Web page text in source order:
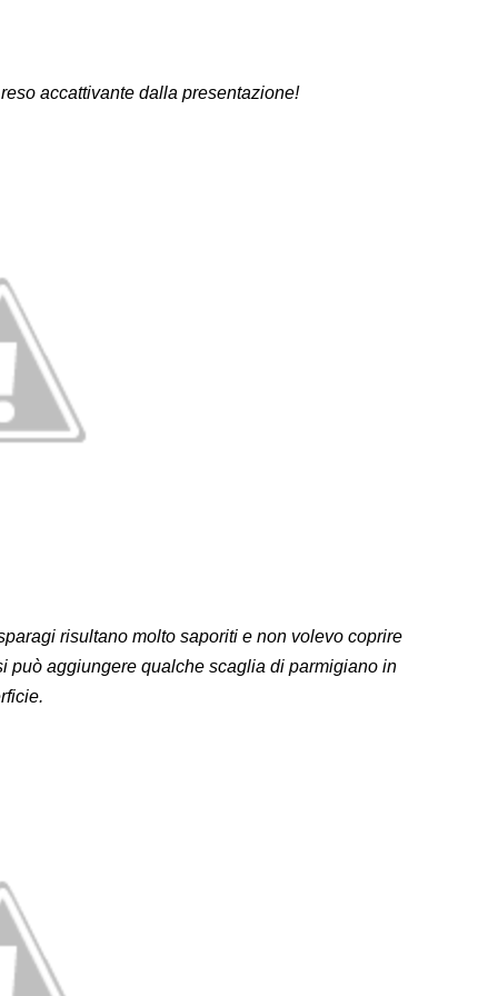
accattivante dalla presentazione!
risultano molto saporiti e non volevo coprire
può aggiungere qualche scaglia di parmigiano in